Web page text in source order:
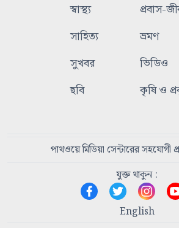
স্বাস্থ্য
প্রবাস-
সাহিত্য
ভ্রমণ
সুখবর
ভিডিও
ছবি
কৃষি ও
পাথওয়ে মিডিয়া সেন্টারের সহযোগী
যুক্ত থাকুন :
English